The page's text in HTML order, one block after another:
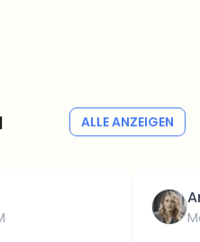
ALLE ANZEIGEN